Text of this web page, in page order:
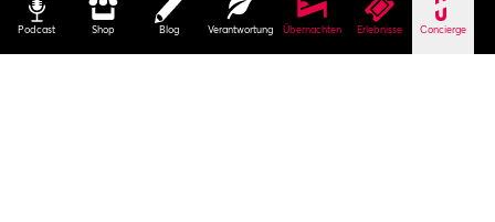
Podcast Shop Blog Verantwortung Übernachten Erlebnisse Concierge